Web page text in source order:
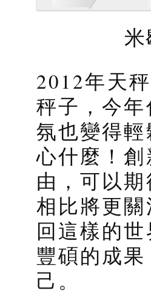
2012年天
秤子，今
氛也變得
心什麼！
由，可以
相比將更
回這樣的
豐碩的成
己。